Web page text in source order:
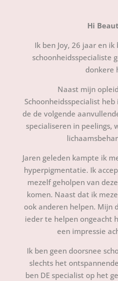
Hi
Ik ben Joy, 26 jaar en
schoonheidsspecialiste
donkere
Naast mijn
Schoonheidsspecialist
de de volgende
specialiseren in peelings,
Jaren geleden kampte ik
hyperpigmentatie. Ik
mezelf geholpen van
komen. Naast dat ik
ook anderen helpen. Mijn
ieder te helpen ongeacht
een impressie
Ik ben geen doorsnee
slechts het
ben DE specialist op het